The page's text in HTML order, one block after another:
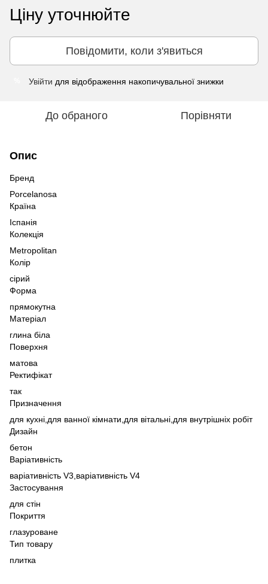
Ціну уточнюйте
Повідомити, коли з'явиться
Увійти для відображення накопичувальної знижки
До обраного Порівняти
Опис
Бренд
Porcelanosa
Країна
Іспанія
Колекція
Metropolitan
Колір
сірий
Форма
прямокутна
Матеріал
глина біла
Поверхня
матова
Ректифікат
так
Призначення
для кухні, для ванної кімнати, для вітальні, для внутрішніх робіт
Дизайн
бетон
Варіативність
варіативність V3, варіативність V4
Застосування
для стін
Покриття
глазуроване
Тип товару
плитка